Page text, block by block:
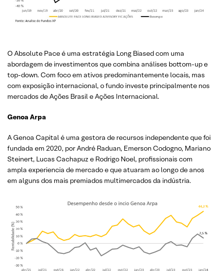
O Absolute Pace é uma estratégia Long Biased com uma
abordagem de investimentos que combina análises bottom-up e
top-down. Com foco em ativos predominantemente locais, mas
com exposição internacional, o fundo investe principalmente nos
mercados de Ações Brasil e Ações Internacional.
Genoa Arpa
A Genoa Capital é uma gestora de recursos independente que foi
fundada em 2020, por André Raduan, Emerson Codogno, Mariano
Steinert, Lucas Cachapuz e Rodrigo Noel, profissionais com
ampla experiencia de mercado e que atuaram ao longo de anos
em alguns dos mais premiados multimercados da indústria.